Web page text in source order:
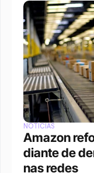
NOTÍCIAS
Amazon
diante de
nas redes